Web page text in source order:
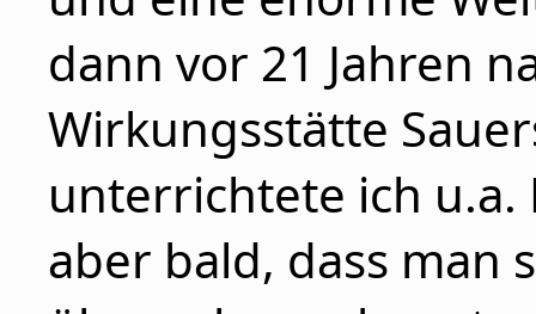
dann vor 21 Jahren
Wirkungsstätte
unterrichtete ich
aber bald, dass man